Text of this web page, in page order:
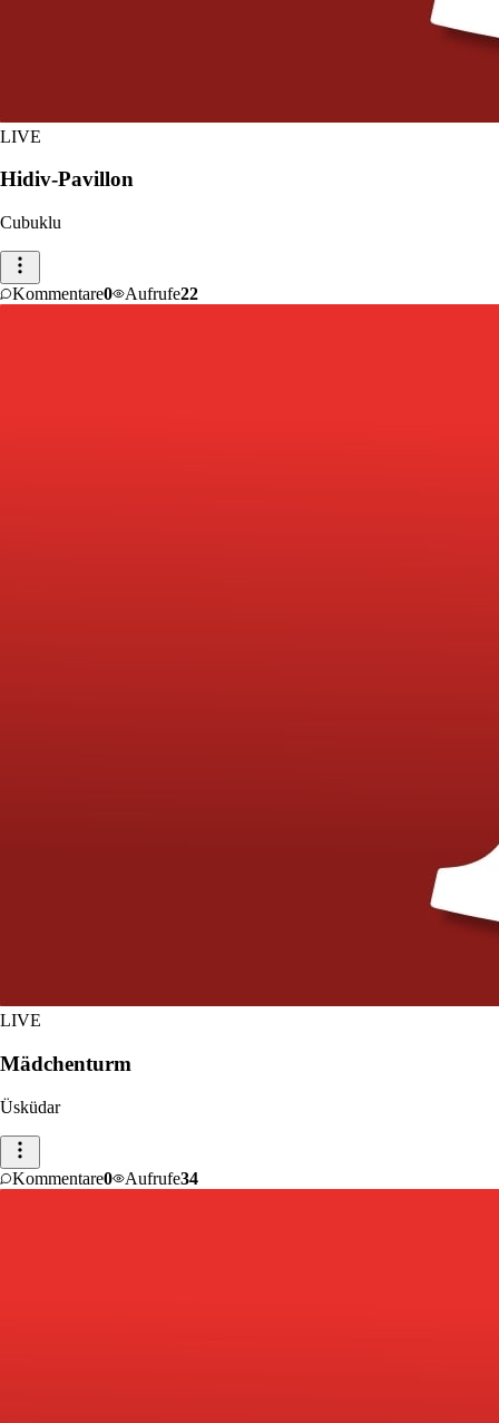
LIVE
Hidiv-Pavillon
Cubuklu
Kommentare0 Aufrufe22
LIVE
Mädchenturm
Üsküdar
Kommentare0 Aufrufe34